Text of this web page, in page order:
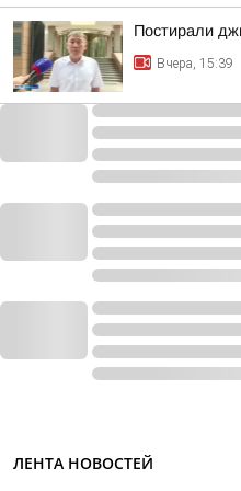
Постирали
Вчера, 15:39
ЛЕНТА НОВОСТЕЙ